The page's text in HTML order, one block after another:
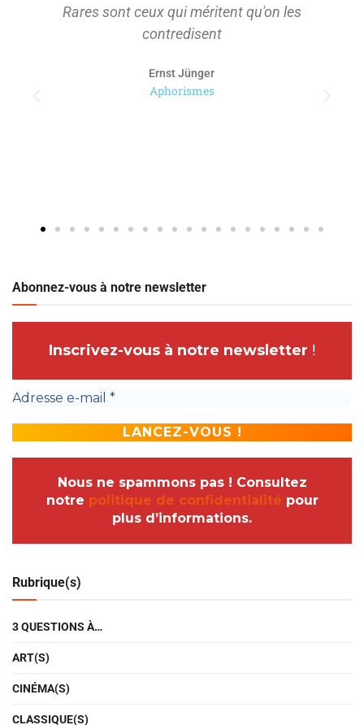
Rares sont ceux qui méritent qu'on les
contredisent
Ernst Jünger
Aphorismes
Abonnez-vous à notre newsletter
Inscrivez-vous à notre newsletter !
Nous ne spammons pas ! Consultez
notre politique de confidentialité pour
plus d’informations.
Rubrique(s)
3 QUESTIONS À…
ART(S)
CINÉMA(S)
CLASSIQUE(S)